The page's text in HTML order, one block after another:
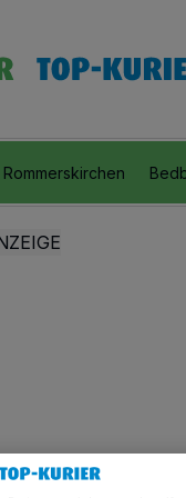
Rommerskirchen